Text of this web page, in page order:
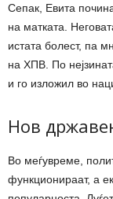
Сепак, Евита
на матката.
истата болест, па
на ХПВ. По
и го изложил во
Нов
Во меѓувреме,
функционираат, а